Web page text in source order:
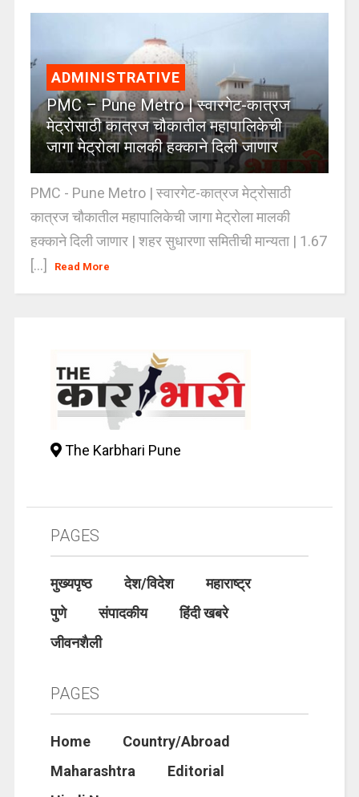
ADMINISTRATIVE
PMC – Pune Metro | स्वारगेट-कात्रज
मेट्रोसाठी कात्रज चौकातील महापालिकेची
जागा मेट्रोला मालकी हक्काने दिली जाणार
PMC - Pune Metro | स्वारगेट-कात्रज मेट्रोसाठी
कात्रज चौकातील महापालिकेची जागा मेट्रोला मालकी
हक्काने दिली जाणार | शहर सुधारणा समितीची मान्यता | 1.67
[...]
Read More
The Karbhari Pune
PAGES
मुख्यपृष्ठ देश/विदेश
महाराष्ट्र
पुणे
संपादकीय
हिंदी खबरे
जीवनशैली
PAGES
Home
Country/Abroad
Maharashtra
Editorial